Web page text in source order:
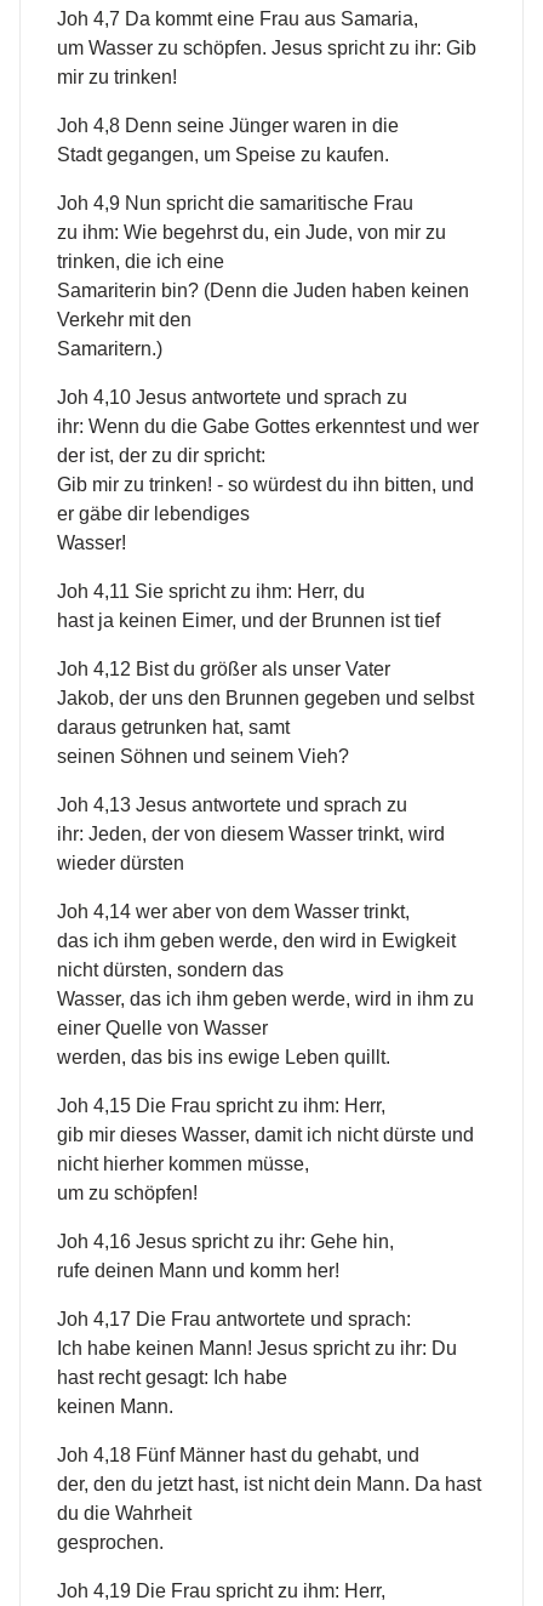
Joh 4,7 Da kommt eine Frau aus Samaria,
um Wasser zu schöpfen. Jesus spricht zu ihr: Gib
mir zu trinken!
Joh 4,8 Denn seine Jünger waren in die
Stadt gegangen, um Speise zu kaufen.
Joh 4,9 Nun spricht die samaritische Frau
zu ihm: Wie begehrst du, ein Jude, von mir zu
trinken, die ich eine
Samariterin bin? (Denn die Juden haben keinen
Verkehr mit den
Samaritern.)
Joh 4,10 Jesus antwortete und sprach zu
ihr: Wenn du die Gabe Gottes erkenntest und wer
der ist, der zu dir spricht:
Gib mir zu trinken! - so würdest du ihn bitten, und
er gäbe dir lebendiges
Wasser!
Joh 4,11 Sie spricht zu ihm: Herr, du
hast ja keinen Eimer, und der Brunnen ist tief
Joh 4,12 Bist du größer als unser Vater
Jakob, der uns den Brunnen gegeben und selbst
daraus getrunken hat, samt
seinen Söhnen und seinem Vieh?
Joh 4,13 Jesus antwortete und sprach zu
ihr: Jeden, der von diesem Wasser trinkt, wird
wieder dürsten
Joh 4,14 wer aber von dem Wasser trinkt,
das ich ihm geben werde, den wird in Ewigkeit
nicht dürsten, sondern das
Wasser, das ich ihm geben werde, wird in ihm zu
einer Quelle von Wasser
werden, das bis ins ewige Leben quillt.
Joh 4,15 Die Frau spricht zu ihm: Herr,
gib mir dieses Wasser, damit ich nicht dürste und
nicht hierher kommen müsse,
um zu schöpfen!
Joh 4,16 Jesus spricht zu ihr: Gehe hin,
rufe deinen Mann und komm her!
Joh 4,17 Die Frau antwortete und sprach:
Ich habe keinen Mann! Jesus spricht zu ihr: Du
hast recht gesagt: Ich habe
keinen Mann.
Joh 4,18 Fünf Männer hast du gehabt, und
der, den du jetzt hast, ist nicht dein Mann. Da hast
du die Wahrheit
gesprochen.
Joh 4,19 Die Frau spricht zu ihm: Herr,